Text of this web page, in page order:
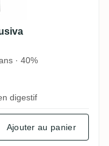
· 40%
digestif
Ajouter au panier